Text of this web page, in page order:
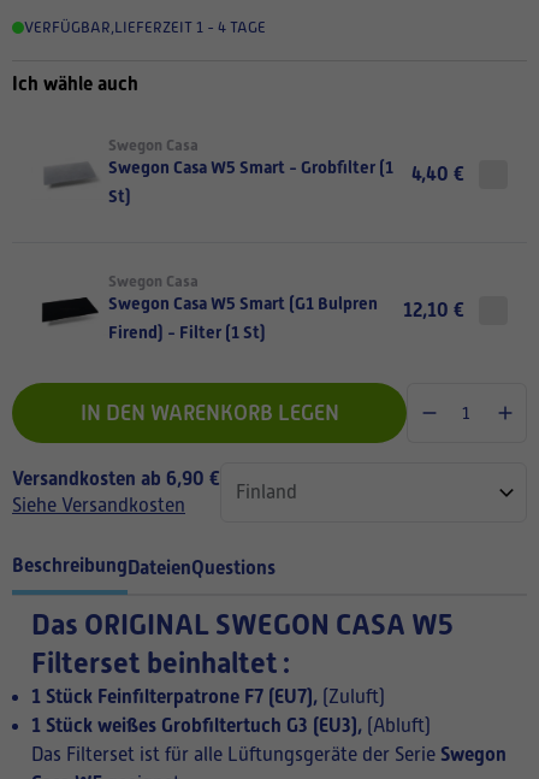
VERFÜGBAR,LIEFERZEIT 1 - 4 TAGE
Ich wähle auch
Swegon Casa
Swegon Casa W5 Smart - Grobfilter (1
St)
4,40 €
Swegon Casa
Swegon Casa W5 Smart (G1 Bulpren
Firend) - Filter (1 St)
12,10 €
IN DEN WARENKORB LEGEN
Versandkosten ab 6,90 €
Siehe Versandkosten
BeschreibungDateienQuestions
Das ORIGINAL SWEGON CASA W5
Filterset beinhaltet :
1 Stück Feinfilterpatrone F7 (EU7), (Zuluft)
1 Stück weißes Grobfiltertuch G3 (EU3), (Abluft)
Das Filterset ist für alle Lüftungsgeräte der Serie Swegon